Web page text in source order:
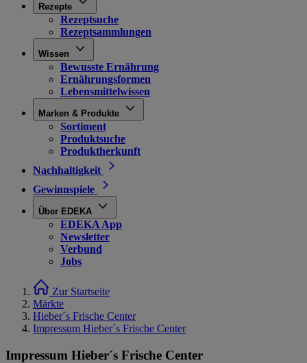
Rezepte
Rezeptsuche
Rezeptsammlungen
Wissen
Bewusste Ernährung
Ernährungsformen
Lebensmittelwissen
Marken & Produkte
Sortiment
Produktsuche
Produktherkunft
Nachhaltigkeit
Gewinnspiele
Über EDEKA
EDEKA App
Newsletter
Verbund
Jobs
Zur Startseite
Märkte
Hieber´s Frische Center
Impressum Hieber´s Frische Center
Impressum Hieber´s Frische Center